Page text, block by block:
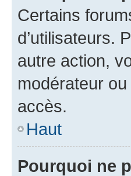
Certains
d’utilisateurs.
autre action,
modérateur
accès.
Haut
Pourquoi ne